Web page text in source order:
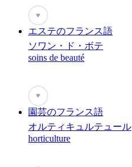
♥
エステのフランス語
ソワン・ド・ボテ
soins de beauté
♥
園芸のフランス語
オルティキュルテュール
horticulture